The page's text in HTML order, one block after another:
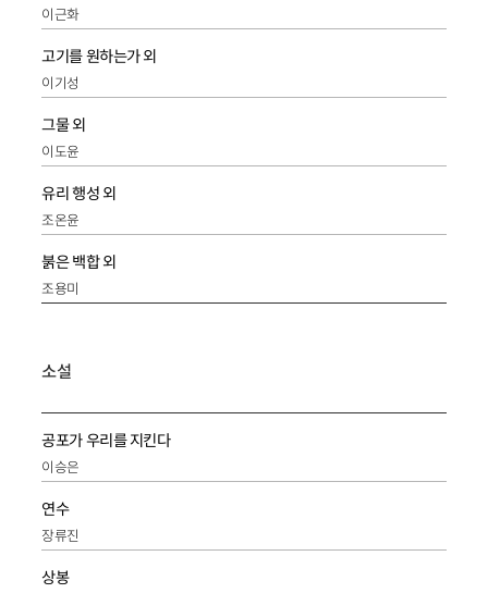
이근화
고기를 원하는가 외
이기성
그물 외
이도윤
유리 행성 외
조온윤
붉은 백합 외
조용미
소설
공포가 우리를 지킨다
이승은
연수
장류진
상봉